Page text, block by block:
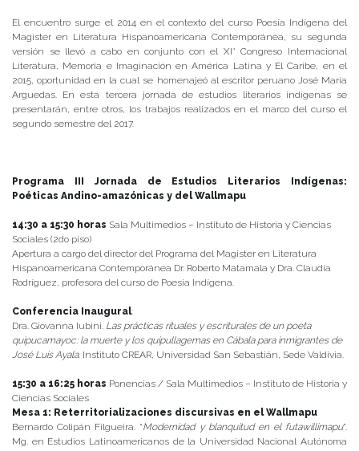
El encuentro surge el 2014 en el contexto del curso Poesía Indígena del
Magister en Literatura Hispanoamericana Contemporánea, su segunda
versión se llevó a cabo en conjunto con el XI° Congreso Internacional
Literatura, Memoria e Imaginación en América Latina y El Caribe, en el
2015, oportunidad en la cual se homenajeó al escritor peruano José María
Arguedas. En esta tercera jornada de estudios literarios indígenas se
presentarán, entre otros, los trabajos realizados en el marco del curso el
segundo semestre del 2017.
Programa III Jornada de Estudios Literarios Indígenas:
Poéticas Andino-amazónicas y del Wallmapu
14:30 a 15:30 horas Sala Multimedios – Instituto de Historia y Ciencias
Sociales (2do piso)
Apertura a cargo del director del Programa del Magister en Literatura
Hispanoamericana Contemporánea Dr. Roberto Matamala y Dra. Claudia
Rodríguez, profesora del curso de Poesía Indígena.
Conferencia Inaugural:
Dra. Giovanna Iubini. Las prácticas rituales y escriturales de un poeta
quipucamayoc: la muerte y los quipullagemas en Cábala para inmigrantes de
José Luis Ayala. Instituto CREAR, Universidad San Sebastián, Sede Valdivia.
15:30 a 16:25 horas Ponencias / Sala Multimedios – Instituto de Historia y
Ciencias Sociales
Mesa 1: Reterritorializaciones discursivas en el Wallmapu
Bernardo Colipán Filgueira. “Modernidad y blanquitud en el futawillimapu”.
Mg. en Estudios Latinoamericanos de la Universidad Nacional Autónoma